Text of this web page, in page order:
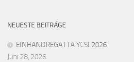
NEUESTE BEITRÄGE
EINHANDREGATTA YCSI 2026
Juni 28, 2026